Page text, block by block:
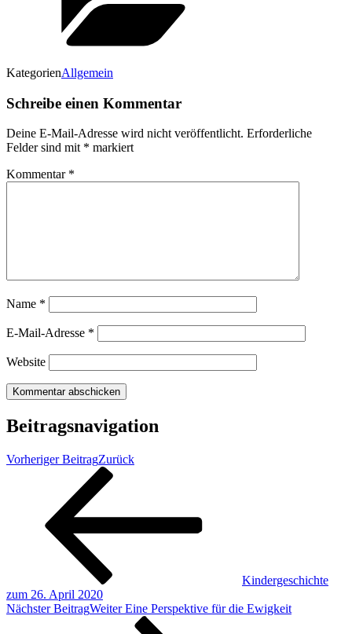
KategorienAllgemein
Schreibe einen Kommentar
Deine E-Mail-Adresse wird nicht veröffentlicht. Erforderliche
Felder sind mit * markiert
Kommentar *
Name *
E-Mail-Adresse *
Website
Beitragsnavigation
Vorheriger BeitragZurück
Kindergeschichte
zum 26. April 2020
Nächster BeitragWeiter Eine Perspektive für die Ewigkeit